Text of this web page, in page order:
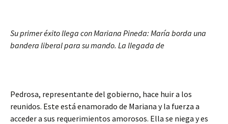
Su primer éxito llega conMariana Pineda: María borda una
bandera liberal para su mando. La llegada de
Pedrosa, representante del gobierno, hace huir a los
reunidos. Este está enamorado de Mariana y la fuerza a
acceder a sus requerimientos amorosos. Ella se niega y es